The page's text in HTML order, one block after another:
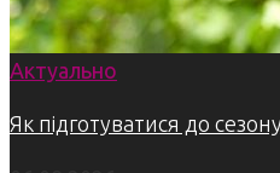
Актуально
Як підготуватися до